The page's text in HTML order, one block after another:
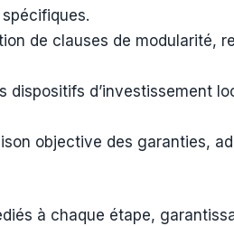
de clauses de modularité,
dispositifs d’investissement
objective des garanties,
à chaque étape,